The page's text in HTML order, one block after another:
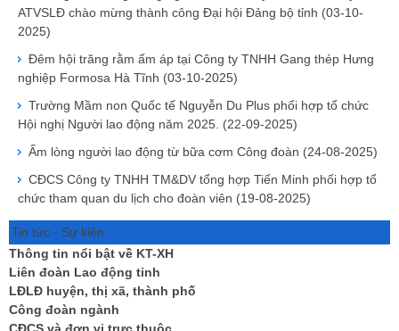
ATVSLĐ chào mừng thành công Đại hội Đảng bộ tỉnh (03-10-
2025)
Đêm hội trăng rằm ấm áp tại Công ty TNHH Gang thép Hưng
nghiệp Formosa Hà Tĩnh (03-10-2025)
Trường Mầm non Quốc tế Nguyễn Du Plus phối hợp tổ chức
Hội nghị Người lao động năm 2025. (22-09-2025)
Ấm lòng người lao động từ bữa cơm Công đoàn (24-08-2025)
CĐCS Công ty TNHH TM&DV tổng hợp Tiến Minh phối hợp tổ
chức tham quan du lịch cho đoàn viên (19-08-2025)
Tin tức - Sự kiện
Thông tin nổi bật về KT-XH
Liên đoàn Lao động tỉnh
LĐLĐ huyện, thị xã, thành phố
Công đoàn ngành